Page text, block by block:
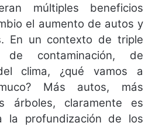
múltiples beneficios
el aumento de autos y
En un contexto de triple
de contaminación, de
clima, ¿qué vamos a
Más autos, más
árboles, claramente es
la profundización de los